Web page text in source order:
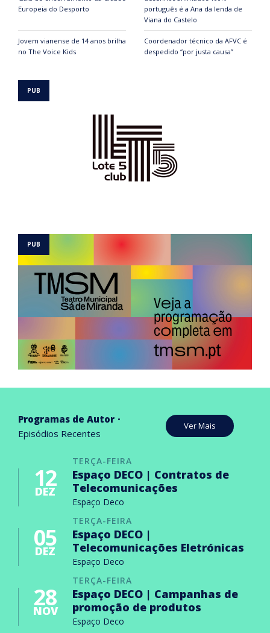
Europeia do Desporto
português é a Ana da lenda de
Viana do Castelo
Jovem vianense de 14 anos brilha
no The Voice Kids
Coordenador técnico da AFVC é
despedido “por justa causa”
Programas de Autor
Episódios Recentes
Ver Mais
TERÇA-FEIRA
12
DEZ
Espaço DECO | Contratos de
Telecomunicações
Espaço Deco
TERÇA-FEIRA
05
DEZ
Espaço DECO |
Telecomunicações Eletrónicas
Espaço Deco
TERÇA-FEIRA
28
NOV
Espaço DECO | Campanhas de
promoção de produtos
Espaço Deco